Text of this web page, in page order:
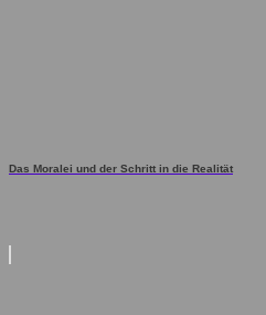
Das Moralei und der Schritt in die Realität